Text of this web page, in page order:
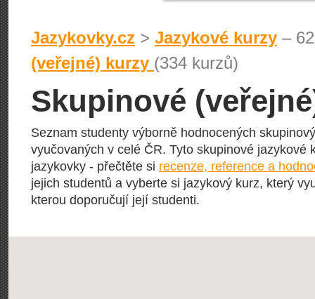
Jazykovky.cz > Jazykové kurzy –
(veřejné) kurzy (334 kurzů)
Skupinové
Seznam studenty výborně hodnocených
vyučovaných v celé ČR. Tyto skupinové jazykové
jazykovky - přečtěte si recenze, reference a
jejich studentů a vyberte si jazykový kurz, který
kterou doporučují její studenti.